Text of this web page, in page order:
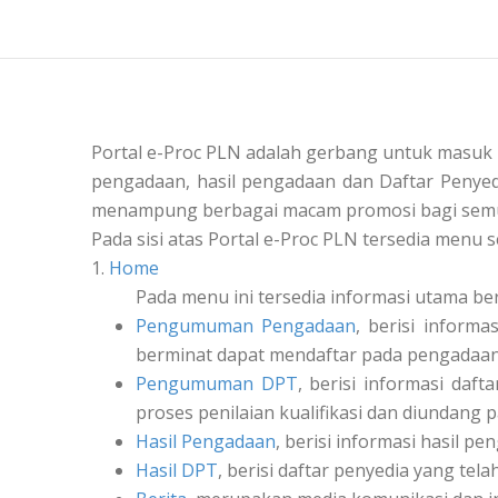
Portal e-Proc PLN adalah gerbang untuk
pengadaan, hasil pengadaan dan Daftar
menampung berbagai macam promosi bagi
Pada sisi atas Portal e-Proc PLN tersedia menu
1. Home
Pada menu ini tersedia informasi utama
Pengumuman Pengadaan, berisi
berminat dapat mendaftar pada
Pengumuman DPT, berisi informasi
proses penilaian kualifikasi dan diundang
Hasil Pengadaan, berisi informasi hasil
Hasil DPT, berisi daftar penyedia yang